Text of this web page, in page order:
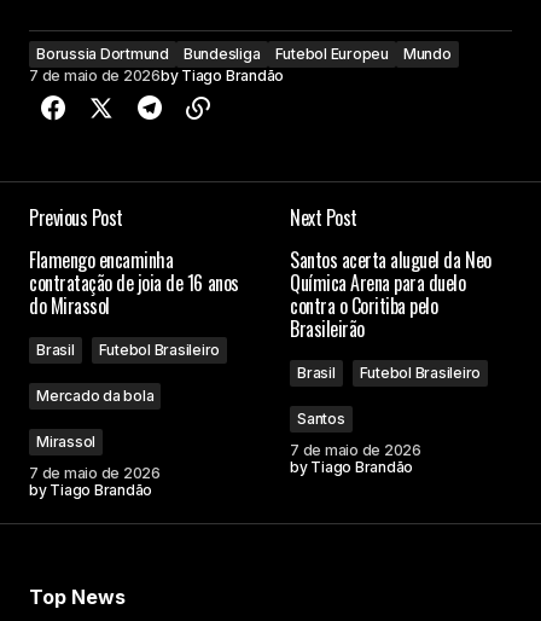
Borussia Dortmund Bundesliga Futebol Europeu
Mundo
7 de maio de 2026by Tiago Brandão
Previous Post
Flamengo encaminha
contratação de joia de 16 anos
do Mirassol
Brasil Futebol Brasileiro
Mercado da bola
Mirassol
7 de maio de 2026
by Tiago Brandão
Next Post
Santos acerta aluguel da Neo
Química Arena para duelo
contra o Coritiba pelo
Brasileirão
Brasil Futebol Brasileiro
Santos
7 de maio de 2026
by Tiago Brandão
Top News